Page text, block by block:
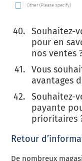
Souhaitez-
pour en
nos ventes
Vous
avantages
Souhaitez-
payante
prioritaires
Retour
De nombreux